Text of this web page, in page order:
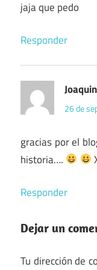
jaja que pedo
Responder
26 de
gracias por el
historia….
Responder
Dejar un
Tu dirección de